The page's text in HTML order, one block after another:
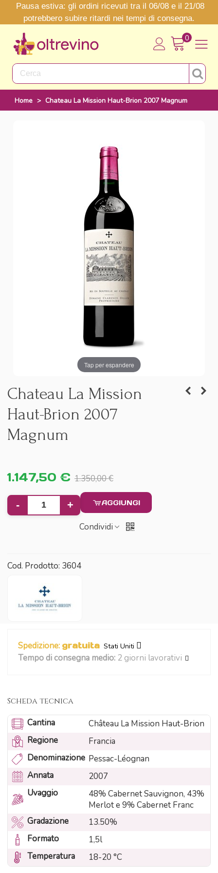
Pausa estiva: gli ordini ricevuti tra il 06/08 e il 21/08
potrebbero subire ritardi nei tempi di consegna.
0
Home > Chateau La Mission Haut-Brion 2007 Magnum
Tap per espandere
Chateau La Mission
Haut-Brion 2007
Magnum
1.147,50 € 1.350,00 €
- + AGGIUNGI
Condividi
Cod. Prodotto: 3604
Spedizione: gratuita Stati Uniti
Tempo di consegna medio: 2 giorni lavorativi
Scheda tecnica
Cantina
Château La Mission Haut-Brion
Regione
Francia
Denominazione Pessac-Léognan
Annata
2007
Uvaggio
48% Cabernet Sauvignon, 43%
Merlot e 9% Cabernet Franc
Gradazione
13.50%
Formato
1,5l
Temperatura
18-20 °C